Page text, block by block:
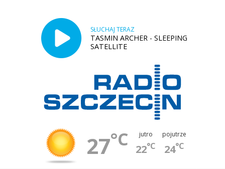
SŁUCHAJ TERAZ
TASMIN ARCHER - SLEEPING
SATELLITE
27°C jutro
22°C
pojutrze
24°C